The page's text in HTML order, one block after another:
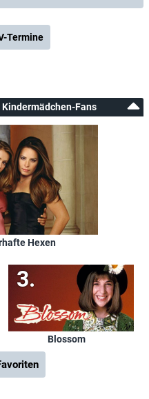
Termine
Kindermädchen-Fans
Hexen
Blossom